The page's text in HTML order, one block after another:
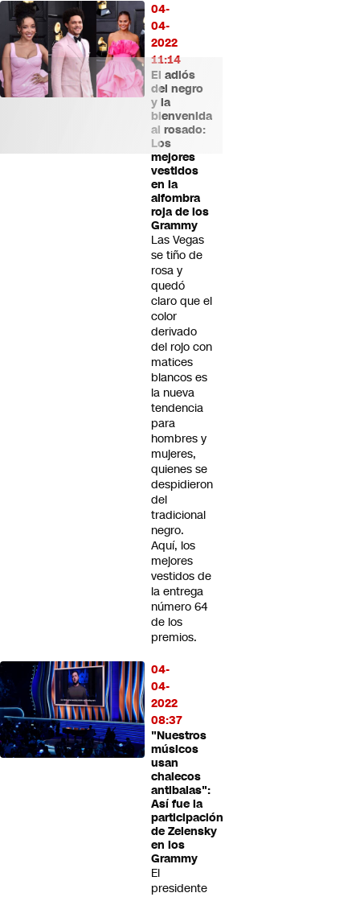
04-
04-
2022
11:14
El adiós
del negro
y la
bienvenida
al rosado:
Los
mejores
vestidos
en la
alfombra
roja de los
Grammy
Las Vegas
se tiño de
rosa y
quedó
claro que el
color
derivado
del rojo con
matices
blancos es
la nueva
tendencia
para
hombres y
mujeres,
quienes se
despidieron
del
tradicional
negro.
Aquí, los
mejores
vestidos de
la entrega
número 64
de los
premios.
04-
04-
2022
08:37
"Nuestros
músicos
usan
chalecos
antibalas":
Así fue la
participación
de Zelensky
en los
Grammy
El
presidente